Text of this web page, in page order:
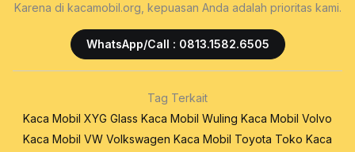
Karena di kacamobil.org, kepuasan Anda adalah prioritas kami.
WhatsApp/Call : 0813.1582.6505
Tag Terkait
Kaca Mobil XYG Glass Kaca Mobil Wuling Kaca Mobil Volvo
Kaca Mobil VW Volkswagen Kaca Mobil Toyota Toko Kaca